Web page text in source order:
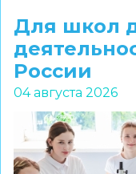
7
их
к
Для школ
России
04 августа 2026